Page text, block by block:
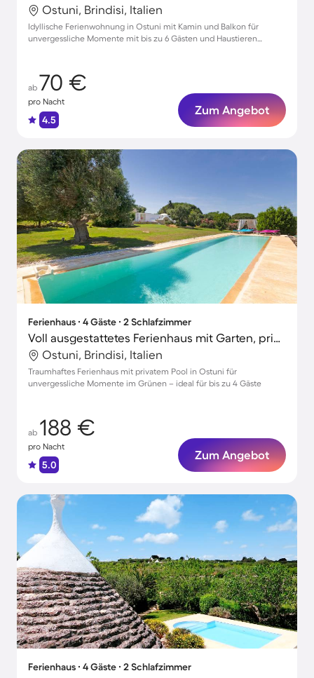
Ostuni, Brindisi, Italien
Idyllische Ferienwohnung in Ostuni mit Kamin und Balkon für
unvergessliche Momente mit bis zu 6 Gästen und Haustieren
ab 70 €
pro Nacht
4.5
Zum Angebot
Ferienhaus ∙ 4 Gäste ∙ 2 Schlafzimmer
Voll ausgestattetes Ferienhaus mit Garten, privatem Pool und Grill
Ostuni, Brindisi, Italien
Traumhaftes Ferienhaus mit privatem Pool in Ostuni für
unvergessliche Momente im Grünen – ideal für bis zu 4 Gäste
ab 188 €
pro Nacht
5.0
Zum Angebot
Ferienhaus ∙ 4 Gäste ∙ 2 Schlafzimmer